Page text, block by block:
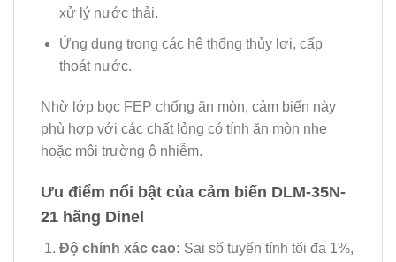
xử lý nước thải.
Ứng dụng trong các hệ thống thủy lợi, cấp
thoát nước.
Nhờ lớp bọc FEP chống ăn mòn, cảm biến này
phù hợp với các chất lỏng có tính ăn mòn nhẹ
hoặc môi trường ô nhiễm.
Ưu điểm nổi bật của cảm biến DLM-35N-
21 hãng Dinel
Độ chính xác cao: Sai số tuyến tính tối đa 1%,